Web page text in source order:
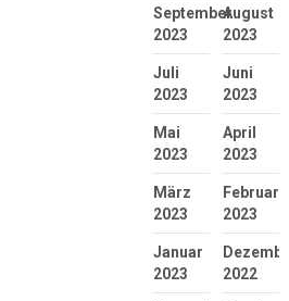
September
2023
August
2023
Juli
2023
Juni
2023
Mai
2023
April
2023
März
2023
Februar
2023
Januar
2023
2022